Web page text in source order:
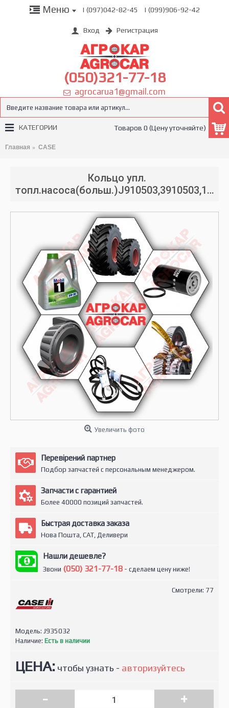
Меню | (097)042-82-45 | (099)906-92-42
Вход Регистрация
(050)321-77-18
agrocarua1@gmail.com
Товаров 0 (Цену уточняйте)
КАТЕГОРИИ
Главная CASE
Кольцо упл.
топл.насоса(больш.)J910503,3910503,1410210046,3935032,J930993,1487375,1495186,J920906
Увеличить фото
Перевірений партнер
Подбор запчастей с персональным менеджером.
Запчасти с гарантией
Более 40000 позиций запчастей.
Быстрая доставка заказа
Нова Пошта, САТ, Деливери
Нашли дешевле?
Звони (050) 321-77-18 - сделаем цену ниже!
Смотрели: 77
Модель: J935032
Наличие: Есть в наличии
ЦЕНА: чтобы узнать - авторизуйтесь
- +